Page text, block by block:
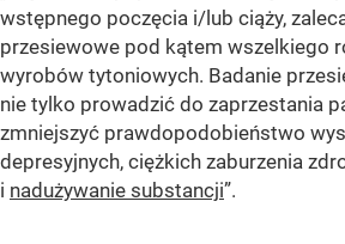
wstępnego poczęcia i/lub ciąży,
przesiewowe pod kątem wszelkiego
wyrobów tytoniowych. Badanie
nie tylko prowadzić do zaprzestania
zmniejszyć prawdopodobieństwo
depresyjnych, ciężkich zaburzenia
i nadużywanie substancji”.